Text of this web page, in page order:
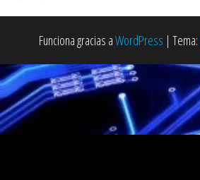
Funciona gracias aWordPress | Tema: